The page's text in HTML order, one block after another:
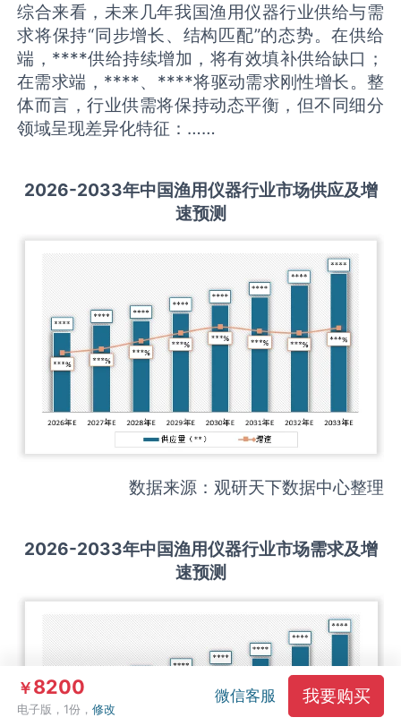
综合来看，未来几年我国渔用仪器行业供给与需
求将保持“同步增长、结构匹配”的态势。在供给
端，****供给持续增加，将有效填补供给缺口；
在需求端，****、****将驱动需求刚性增长。整
体而言，行业供需将保持动态平衡，但不同细分
领域呈现差异化特征：……
2026-2033年中国渔用仪器行业市场供应及增
速预测
数据来源：观研天下数据中心整理
2026-2033年中国渔用仪器行业市场需求及增
速预测
￥8200
电子版，1份，修改
微信客服 我要购买